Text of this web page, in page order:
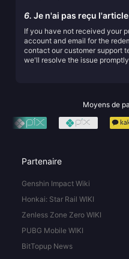
6. Je n'ai pas reçu
If you have not received your
account and email for the
contact our customer support
we'll resolve the issue
Moyens de
Partenaire
Genshin Impact Wiki
Honkai: Star Rail WIKI
Zenless Zone Zero WIKI
PUBG Mobile WIKI
BitTopup News